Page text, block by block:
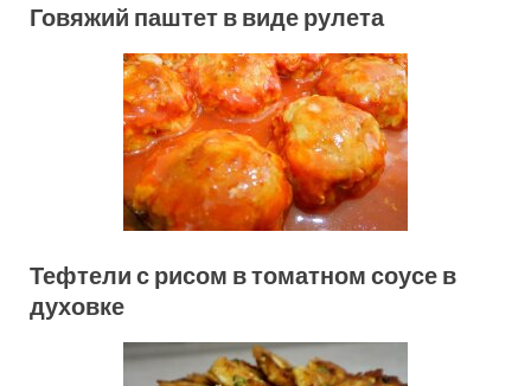
Говяжий паштет в виде рулета
Тефтели с рисом в томатном соусе в
духовке